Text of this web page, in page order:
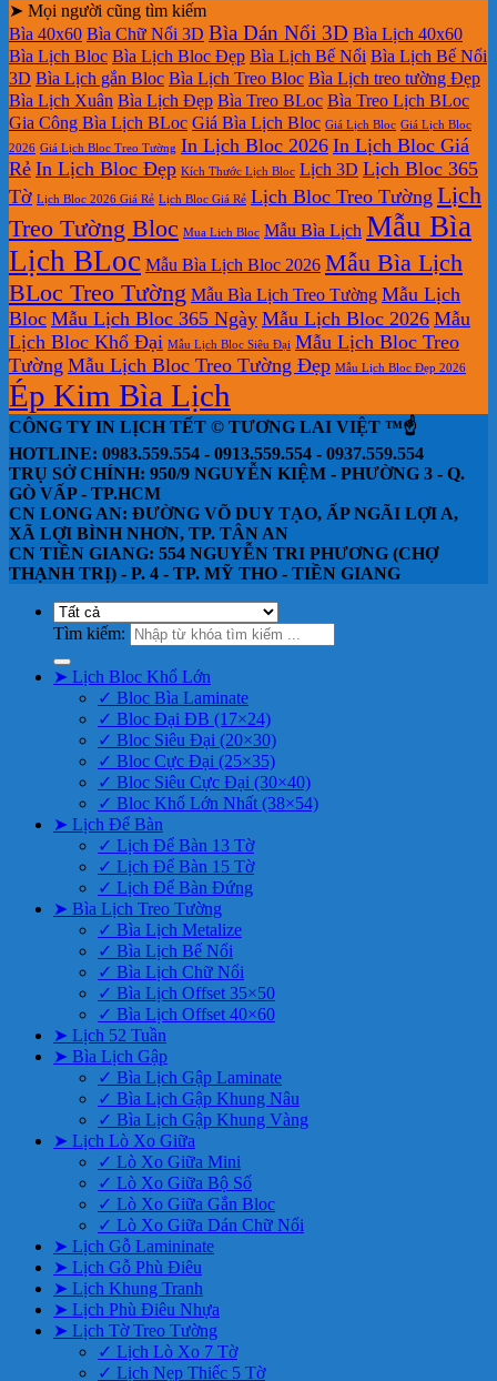
➤ Mọi người cũng tìm kiếm
Bìa 40x60 Bìa Chữ Nổi 3D Bìa Dán Nổi 3D Bìa Lịch 40x60
Bìa Lịch Bloc Bìa Lịch Bloc Đẹp Bìa Lịch Bế Nổi Bìa Lịch Bế Nổi
3D Bìa Lịch gắn Bloc Bìa Lịch Treo Bloc Bìa Lịch treo tường Đẹp
Bìa Lịch Xuân Bìa Lịch Đẹp Bìa Treo BLoc Bìa Treo Lịch BLoc
Gia Công Bìa Lịch BLoc Giá Bìa Lịch Bloc Giá Lịch Bloc Giá Lịch Bloc
2026 Giá Lịch Bloc Treo Tường In Lịch Bloc 2026 In Lịch Bloc Giá
Rẻ In Lịch Bloc Đẹp Kích Thước Lịch Bloc Lịch 3D Lịch Bloc 365
Tờ Lịch Bloc 2026 Giá Rẻ Lịch Bloc Giá Rẻ Lịch Bloc Treo Tường Lịch
Treo Tường Bloc Mua Lich Bloc Mẫu Bìa Lịch Mẫu Bìa
Lịch BLoc Mẫu Bìa Lịch Bloc 2026 Mẫu Bìa Lịch
BLoc Treo Tường Mẫu Bìa Lịch Treo Tường Mẫu Lịch
Bloc Mẫu Lịch Bloc 365 Ngày Mẫu Lịch Bloc 2026 Mẫu
Lịch Bloc Khổ Đại Mẫu Lịch Bloc Siêu Đại Mẫu Lịch Bloc Treo
Tường Mẫu Lịch Bloc Treo Tường Đẹp Mẫu Lịch Bloc Đẹp 2026
Ép Kim Bìa Lịch
CÔNG TY IN LỊCH TẾT © TƯƠNG LAI VIỆT ™☝️
HOTLINE: 0983.559.554 - 0913.559.554 - 0937.559.554
TRỤ SỞ CHÍNH: 950/9 NGUYỄN KIỆM - PHƯỜNG 3 - Q.
GÒ VẤP - TP.HCM
CN LONG AN: ĐƯỜNG VÕ DUY TẠO, ẤP NGÃI LỢI A,
XÃ LỢI BÌNH NHƠN, TP. TÂN AN
CN TIỀN GIANG: 554 NGUYỄN TRI PHƯƠNG (CHỢ
THẠNH TRỊ) - P. 4 - TP. MỸ THO - TIỀN GIANG
Tìm kiếm:
➤ Lịch Bloc Khổ Lớn
✓ Bloc Bìa Laminate
✓ Bloc Đại ĐB (17×24)
✓ Bloc Siêu Đại (20×30)
✓ Bloc Cực Đại (25×35)
✓ Bloc Siêu Cực Đại (30×40)
✓ Bloc Khổ Lớn Nhất (38×54)
➤ Lịch Để Bàn
✓ Lịch Để Bàn 13 Tờ
✓ Lịch Để Bàn 15 Tờ
✓ Lịch Để Bàn Đứng
➤ Bìa Lịch Treo Tường
✓ Bìa Lịch Metalize
✓ Bìa Lịch Bế Nổi
✓ Bìa Lịch Chữ Nổi
✓ Bìa Lịch Offset 35×50
✓ Bìa Lịch Offset 40×60
➤ Lịch 52 Tuần
➤ Bìa Lịch Gập
✓ Bìa Lịch Gập Laminate
✓ Bìa Lịch Gập Khung Nâu
✓ Bìa Lịch Gập Khung Vàng
➤ Lịch Lò Xo Giữa
✓ Lò Xo Giữa Mini
✓ Lò Xo Giữa Bộ Số
✓ Lò Xo Giữa Gắn Bloc
✓ Lò Xo Giữa Dán Chữ Nổi
➤ Lịch Gỗ Lamininate
➤ Lịch Gỗ Phù Điêu
➤ Lịch Khung Tranh
➤ Lịch Phù Điêu Nhựa
➤ Lịch Tờ Treo Tường
✓ Lịch Lò Xo 7 Tờ
✓ Lịch Nẹp Thiếc 5 Tờ